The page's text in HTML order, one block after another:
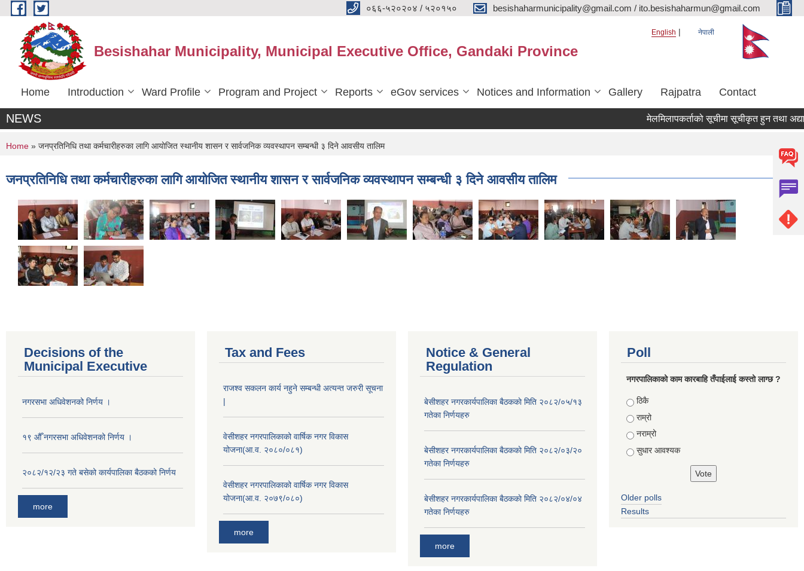
Skip to main content ०६६-५२०२०४ / ५२०१५० besishaharmunicipality@gmail.com / ito.besishaharmun@gmail.com
Besishahar Municipality, Municipal Executive Office, Gandaki Province
English नेपाली
Home Introduction Ward Profile Program and Project Reports eGov services Notices and Information Gallery Rajpatra Contact
NEWS मेलमिलापकर्ताको सूचीमा सूचीकृत हुन तथा
You are here
Home » जनप्रतिनिधि तथा कर्मचारीहरुका लागि आयोजित स्थानीय शासन र सार्वजनिक व्यवस्थापन सम्बन्धी ३ दिने आवसीय तालिम
जनप्रतिनिधि तथा कर्मचारीहरुका लागि आयोजित स्थानीय शासन र सार्वजनिक व्यवस्थापन सम्बन्धी ३ दिने आवसीय तालिम
Decisions of the
Municipal Executive
नगरसभा अधिवेशनको निर्णय ।
१९ औँ नगरसभा अधिवेशनको निर्णय ।
२०८२/१२/२३ गते बसेको कार्यपालिका बैठकको निर्णय
more
Tax and Fees
राजश्व सकलन कार्य नहुने सम्बन्धी अत्यन्त जरुरी सूचना
|
वेसीशहर नगरपालिकाको वार्षिक नगर विकास
योजना(आ.व. २०८०/०८१)
वेसीशहर नगरपालिकाको वार्षिक नगर विकास
योजना(आ.व. २०७९/०८०)
more
Notice & General
Regulation
बे‍‍सीशहर नगरकार्यपालिका बैठककाे मिति २०८२/०५/१३
गतेका निर्णयहरु
बे‍‍सीशहर नगरकार्यपालिका बैठककाे मिति २०८२/०३/२०
गतेका निर्णयहरु
बे‍‍सीशहर नगरकार्यपालिका बैठककाे मिति २०८२/०४/०४
गतेका निर्णयहरु
more
Poll
नगरपालिकाको काम कारबाहि तँपाईलाई कस्तो लाग्छ ?
Choices
ठिकै
राम्रो
नराम्रो
सुधार आवश्यक
Older polls
Results